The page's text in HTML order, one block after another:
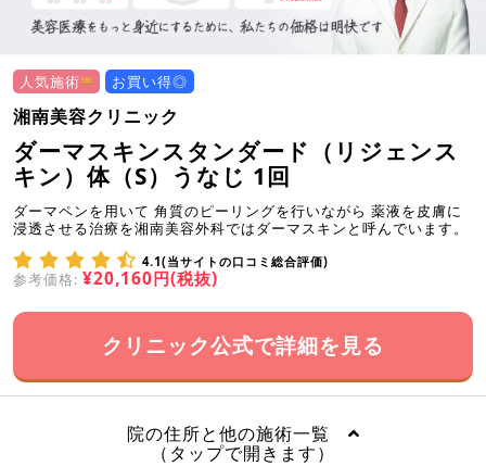
人気施術 お買い得◎
湘南美容クリニック
ダーマスキンスタンダード（リジェンス
キン）体（S）うなじ 1回
ダーマペンを用いて 角質のピーリングを行いながら 薬液を皮膚に
浸透させる治療を湘南美容外科ではダーマスキンと呼んでいます。
4.1(当サイトの口コミ総合評価)
参考価格: ¥20,160円(税抜)
クリニック公式で詳細を見る
院の住所と他の施術一覧
（タップで開きます）